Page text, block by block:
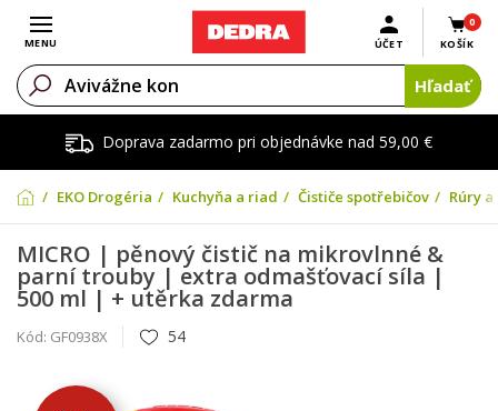
Doprava zadarmo pri objednávke nad 59,00 €
Otvoriť menu
MENU
0
KOŠÍK
ÚČET
Hľadať
EKO Drogéria Kuchyňa a riad Čističe spotřebičov Rúry
MICRO | pěnový čistič na mikrovlnné &
parní trouby | extra odmašťovací síla |
500 ml | + utěrka zdarma
Kód: GF0938X 54